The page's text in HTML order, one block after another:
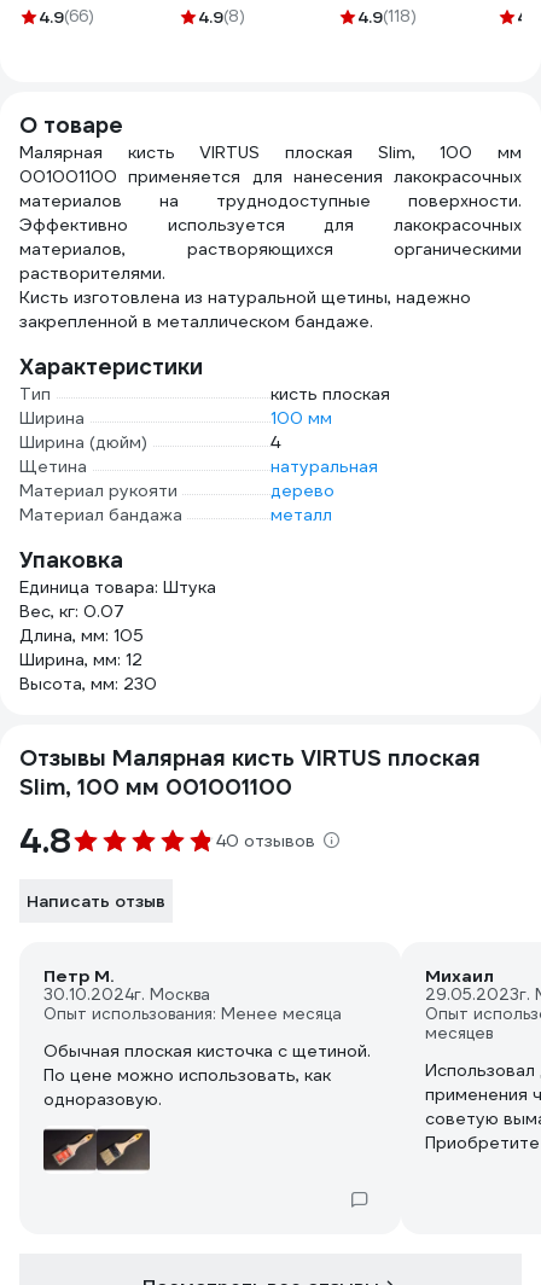
4.9(66)
T888450
4.9(8)
4.9(118)
4 4.9
О товаре
Малярная кисть VIRTUS плоская Slim, 100 мм
001001100 применяется для нанесения лакокрасочных
материалов на труднодоступные поверхности.
Эффективно используется для лакокрасочных
материалов, растворяющихся органическими
растворителями.
Кисть изготовлена из натуральной щетины, надежно
закрепленной в металлическом бандаже.
Характеристики
Тип
кисть плоская
Ширина
100 мм
Ширина (дюйм)
4
Щетина
натуральная
Материал рукояти
дерево
Материал бандажа
металл
Упаковка
Единица товара: Штука
Вес, кг: 0.07
Длина, мм: 105
Ширина, мм: 12
Высота, мм: 230
Отзывы Малярная кисть VIRTUS плоская
Slim, 100 мм 001001100
4.8 40 отзывов
Написать отзыв
Петр М.
30.10.2024г. Москва
Опыт использования: Менее месяца
Обычная плоская кисточка с щетиной.
По цене можно использовать, как
одноразовую.
Михаил
29.05.2023г.
Опыт
месяцев
Использовал
применения
советую